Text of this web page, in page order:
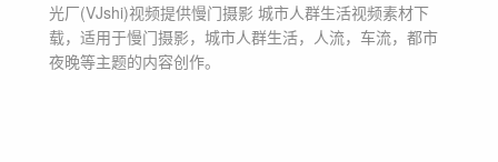
光厂(VJshi)视频提供慢门摄影 城市人群生活视频素材下
载，适用于慢门摄影，城市人群生活，人流，车流，都市
夜晚等主题的内容创作。